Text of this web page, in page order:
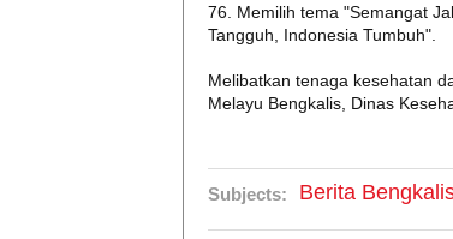
76. Memilih tema "Semangat
Tangguh, Indonesia Tumbuh".
Melibatkan tenaga kesehatan
Melayu Bengkalis, Dinas
Subjects: Berita